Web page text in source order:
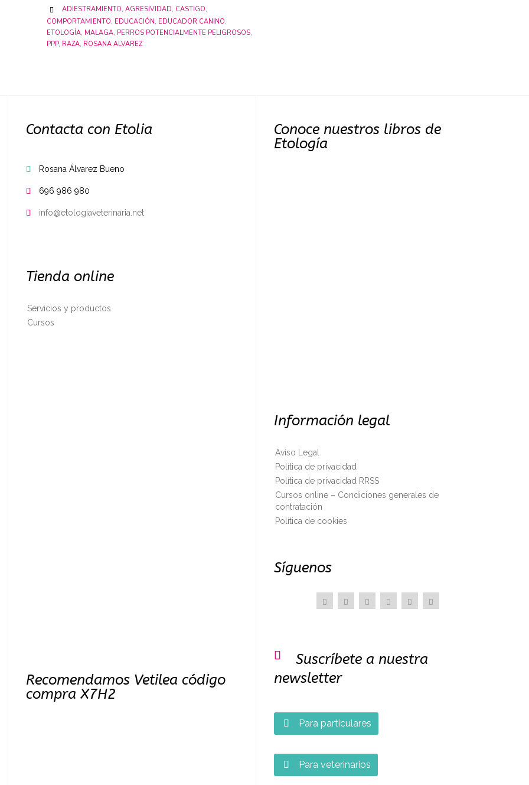
 CATEGORY
ADIESTRAMIENTO, AGRESIVIDAD, CASTIGO,
COMPORTAMIENTO, EDUCACIÓN, EDUCADOR CANINO,
ETOLOGÍA, MALAGA, PERROS POTENCIALMENTE PELIGROSOS,
PPP, RAZA, ROSANA ALVAREZ
Contacta con Etolia
 Rosana Álvarez Bueno
 696 986 980
 info@etologiaveterinaria.net
Tienda online
Servicios y productos
Cursos
Recomendamos Vetilea código
compra X7H2
Conoce nuestros libros de
Etología
Información legal
Aviso Legal
Política de privacidad
Política de privacidad RRSS
Cursos online – Condiciones generales de
contratación
Política de cookies
Síguenos

Suscríbete a nuestra
newsletter
 Para particulares
 Para veterinarios